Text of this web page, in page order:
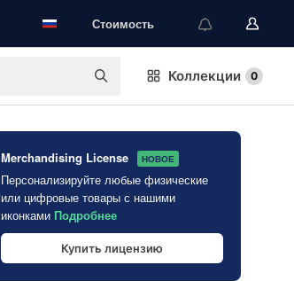
Стоимость
Коллекции 0
Merchandising License НОВОЕ
Персонализируйте любые физические
или цифровые товары с нашими
иконками Подробнее
Купить лицензию